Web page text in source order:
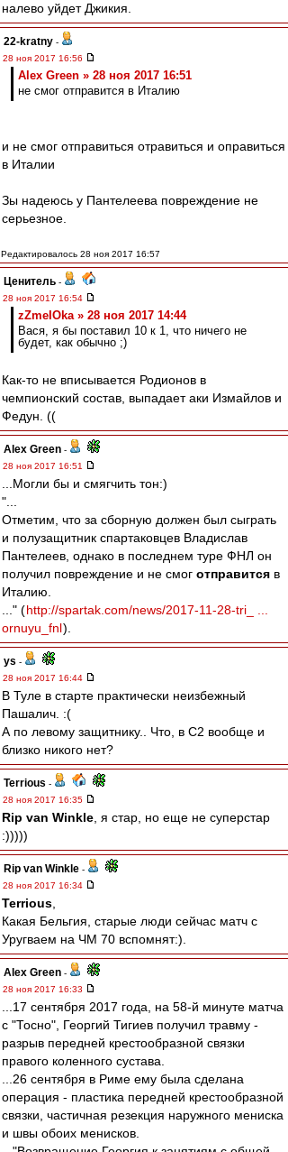
налево уйдет Джикия.
22-kratny -
28 ноя 2017 16:56
Alex Green » 28 ноя 2017 16:51
не смог отправится в Италию
и не смог отправиться отравиться и оправиться
в Италии
Зы надеюсь у Пантелеева повреждение не
серьезное.
Редактировалось 28 ноя 2017 16:57
Ценитель -
28 ноя 2017 16:54
zZmeIOka » 28 ноя 2017 14:44
Вася, я бы поставил 10 к 1, что ничего не
будет, как обычно ;)
Как-то не вписывается Родионов в
чемпионский состав, выпадает аки Измайлов и
Федун. ((
Alex Green -
28 ноя 2017 16:51
...Могли бы и смягчить тон:)
"...
Отметим, что за сборную должен был сыграть
и полузащитник спартаковцев Владислав
Пантелеев, однако в последнем туре ФНЛ он
получил повреждение и не смог отправится в
Италию.
..." (http://spartak.com/news/2017-11-28-tri_ ...
ornuyu_fnl).
ys -
28 ноя 2017 16:44
В Туле в старте практически неизбежный
Пашалич. :(
А по левому защитнику.. Что, в С2 вообще и
близко никого нет?
Terrious -
28 ноя 2017 16:35
Rip van Winkle , я стар, но еще не суперстар
:)))))
Rip van Winkle -
28 ноя 2017 16:34
Terrious
Какая Бельгия, старые люди сейчас матч с
Уругваем на ЧМ 70 вспомнят:).
Alex Green -
28 ноя 2017 16:33
...17 сентября 2017 года, на 58-й минуте матча
с "Тосно", Георгий Тигиев получил травму -
разрыв передней крестообразной связки
правого коленного сустава.
...26 сентября в Риме ему была сделана
операция - пластика передней крестообразной
связки, частичная резекция наружного мениска
и швы обоих менисков.